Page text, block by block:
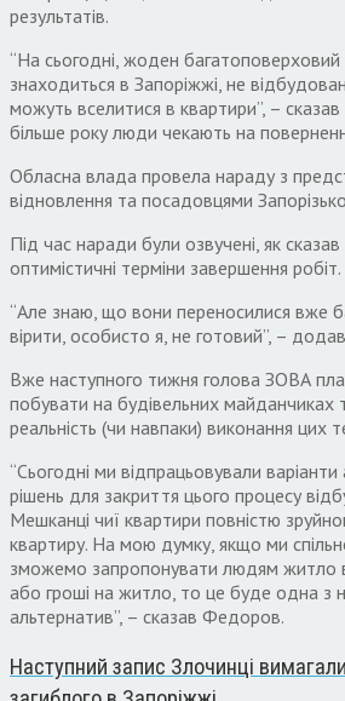
результатів.
“На сьогодні, жоден
знаходиться в Запоріжжі, не
можуть вселитися в квартири”, –
більше року люди чекають на
Обласна влада провела нараду з
відновлення та посадовцями
Під час наради були озвучені, як
оптимістичні терміни завершення робіт.
“Але знаю, що вони переносилися вже
вірити, особисто я, не готовий”, – додав
Вже наступного тижня голова ЗОВА
побувати на будівельних майданчиках
реальність (чи навпаки) виконання цих
“Сьогодні ми відпрацьовували
рішень для закриття цього процесу
Мешканці чиї квартири повністю
квартиру. На мою думку, якщо ми
зможемо запропонувати людям житло
або гроші на житло, то це буде одна з
альтернатив”, – сказав Федоров.
Наступний запис Злочинці